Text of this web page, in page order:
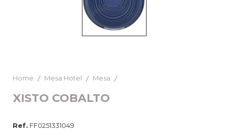
Home Mesa Hotel Mesa
XISTO COBALTO
Ref. FF0251331049